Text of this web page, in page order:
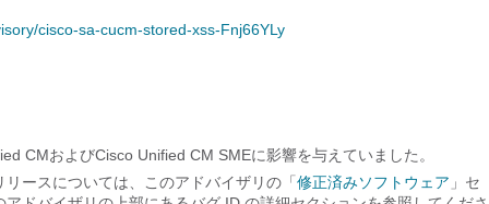
cisco-sa-cucm-stored-xss-Fnj66YLy
CMおよびCisco Unified CM SMEに影響を与えていました。
ースについては、このアドバイザリの「 修正済みソフトウェア 」セ